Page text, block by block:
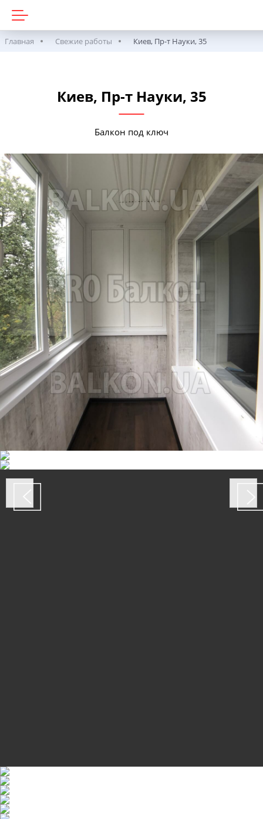
Главная Свежие работы Киев, Пр-т Науки, 35
Киев, Пр-т Науки, 35
Балкон под ключ